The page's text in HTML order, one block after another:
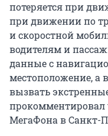
потеряется при
при движении по
и скоростной
водителям и
данные с
местоположение, а
вызвать
прокомментировал
МегаФона в Санкт-